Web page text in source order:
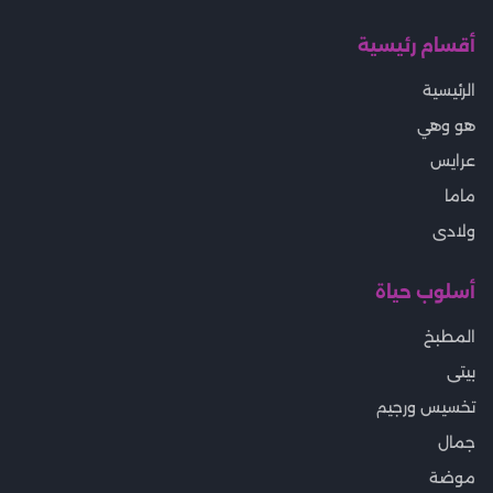
أقسام رئيسية
الرئيسية
هو وهي
عرايس
ماما
ولادى
أسلوب حياة
المطبخ
بيتى
تخسيس ورجيم
جمال
موضة